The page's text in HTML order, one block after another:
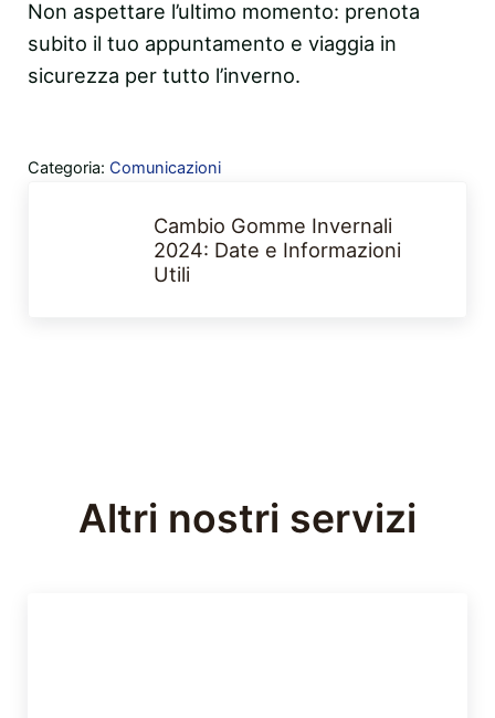
Non aspettare l’ultimo momento: prenota
subito il tuo appuntamento e viaggia in
sicurezza per tutto l’inverno.
Categoria: Comunicazioni
Cambio Gomme Invernali
2024: Date e Informazioni
Utili
Altri nostri servizi